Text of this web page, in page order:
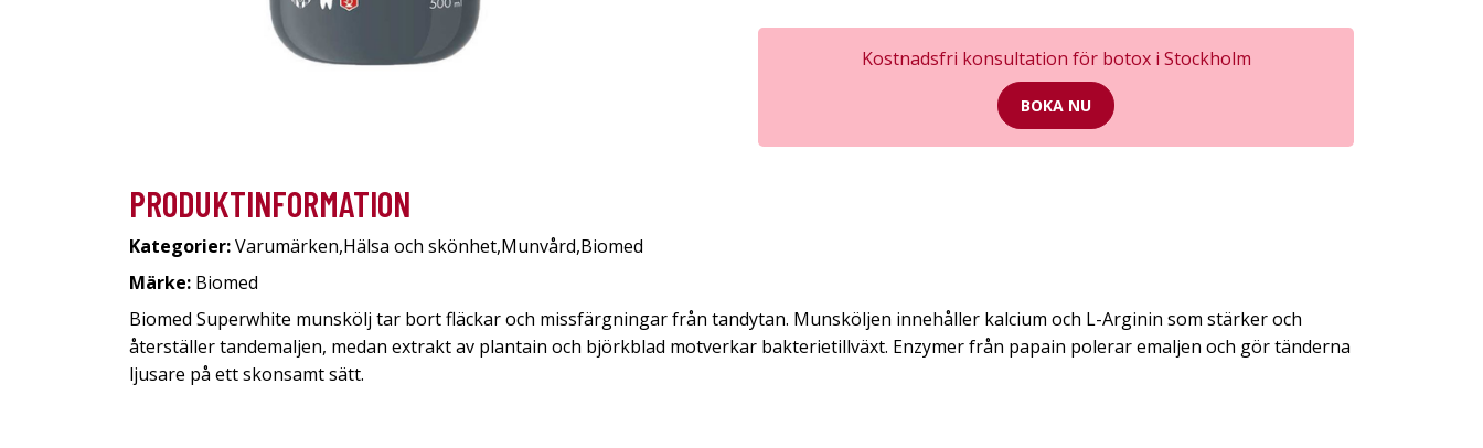
Kostnadsfri konsultation för botox i Stockholm
BOKA NU
PRODUKTINFORMATION
Kategorier:Varumärken,Hälsa och skönhet,Munvård,Biomed
Märke: Biomed
Biomed Superwhite munskölj tar bort fläckar och missfärgningar från tandytan. Munsköljen innehåller kalcium och L-Arginin som stärker och
återställer tandemaljen, medan extrakt av plantain och björkblad motverkar bakterietillväxt. Enzymer från papain polerar emaljen och gör tänderna
ljusare på ett skonsamt sätt.